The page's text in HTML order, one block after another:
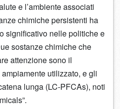
e l’ambiente associati
chimiche persistenti ha
significativo nelle politiche e
sostanze chimiche che
attenzione sono il
utilizzato, e gli
lunga (LC-PFCAs), noti